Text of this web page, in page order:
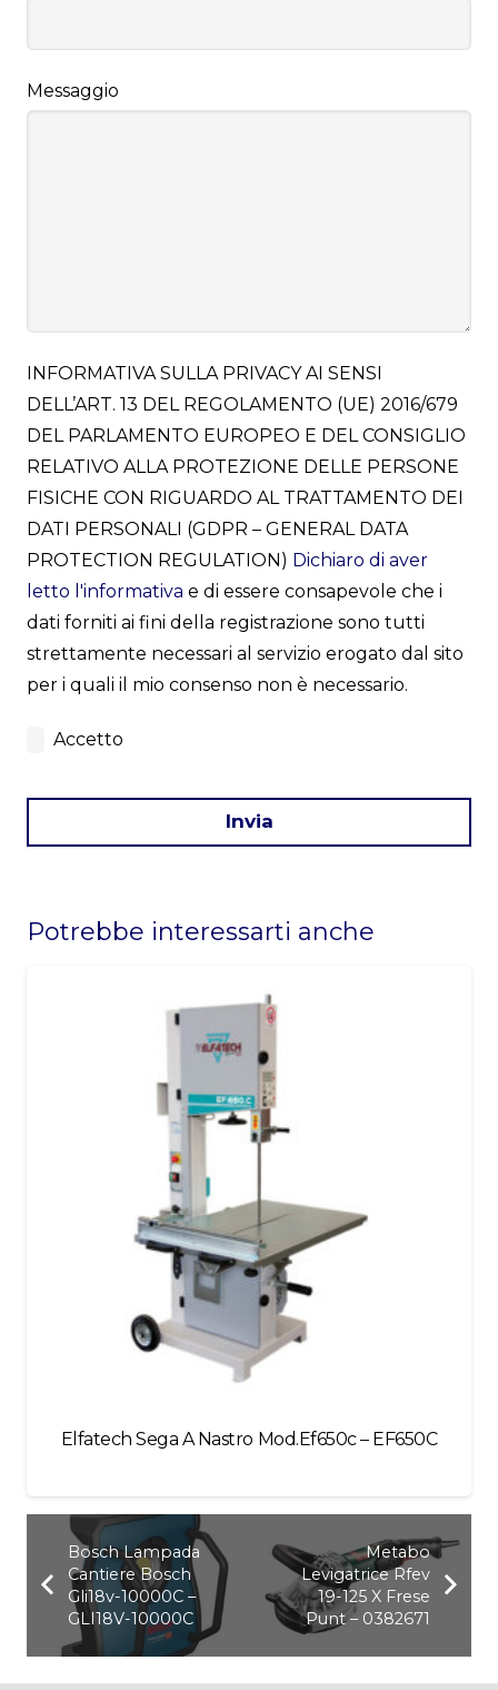
Messaggio
INFORMATIVA SULLA PRIVACY AI SENSI
DELL’ART. 13 DEL REGOLAMENTO (UE) 2016/679
DEL PARLAMENTO EUROPEO E DEL CONSIGLIO
RELATIVO ALLA PROTEZIONE DELLE PERSONE
FISICHE CON RIGUARDO AL TRATTAMENTO DEI
DATI PERSONALI (GDPR – GENERAL DATA
PROTECTION REGULATION) Dichiaro di aver
letto l'informativa e di essere consapevole che i
dati forniti ai fini della registrazione sono tutti
strettamente necessari al servizio erogato dal sito
per i quali il mio consenso non è necessario.
Accetto
Invia
should
Potrebbe interessarti anche
Elfatech Sega A Nastro Mod.Ef650c – EF650C
Bosch Lampada
Cantiere Bosch
Gli18v-10000C –
GLI18V-10000C
Metabo
Levigatrice Rfev
19-125 X Frese
Punt – 0382671